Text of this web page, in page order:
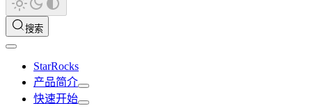
搜索
StarRocks
产品简介
快速开始